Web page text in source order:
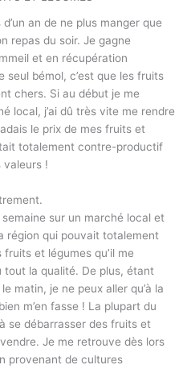
an de ne plus manger que
repas du soir. Je gagne
et en récupération
seul bémol, c’est que les fruits
chers. Si au début je me
local, j’ai dû très vite me rendre
le prix de mes fruits et
totalement contre-productif
valeurs !
sur un marché local et
région qui pouvait totalement
et légumes qu’il me
tout la qualité. De plus, étant
matin, je ne peux aller qu’à la
m’en fasse ! La plupart du
se débarrasser des fruits et
vendre. Je me retrouve dès lors
provenant de cultures